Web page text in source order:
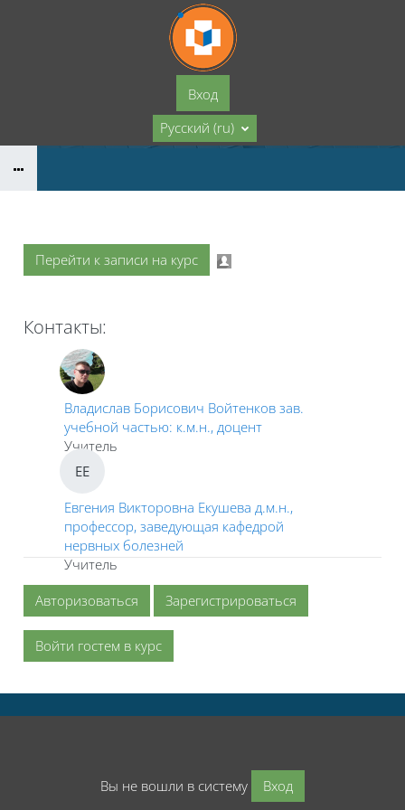
Перейти к основному содержанию
Вход
Русский ‎(ru)‎
Перейти к записи на курс
Контакты:
Владислав Борисович Войтенков зав.
учебной частью: к.м.н., доцент
Учитель
ЕЕ
Евгения Викторовна Екушева д.м.н.,
профессор, заведующая кафедрой
нервных болезней
Учитель
Авторизоваться
Зарегистрироваться
Войти гостем в курс
Вы не вошли в систему Вход